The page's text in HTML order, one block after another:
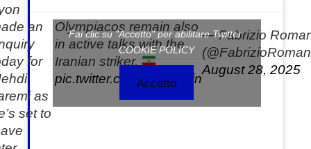
an
for
as
set to
Olympiacos remain also
in active talks with the
Iranian striker.
pic.twitter.com/ahjbyklsin
— Fabrizio
August 28, 2025
Fai clic su "Accetto" per abilitare Twitter
COOKIE POLICY
Accetto